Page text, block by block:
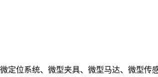
位系统、微型夹具、微型马达、微型传